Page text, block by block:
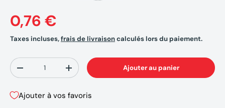
0,76 €
Taxes incluses,frais de livraisoncalculés lors du paiement.
Qté
-
+ Ajouter au panier
Ajouter à vos favoris